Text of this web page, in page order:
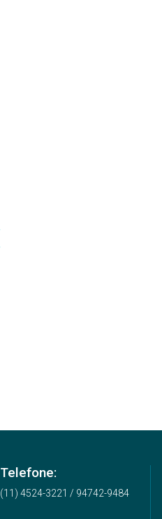
Telefone:
(11) 4524-3221 / 94742-9484